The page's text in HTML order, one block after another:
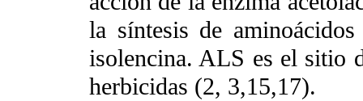
la síntesis de
isolencina. ALS es el sitio
herbicidas (2, 3,15,17).